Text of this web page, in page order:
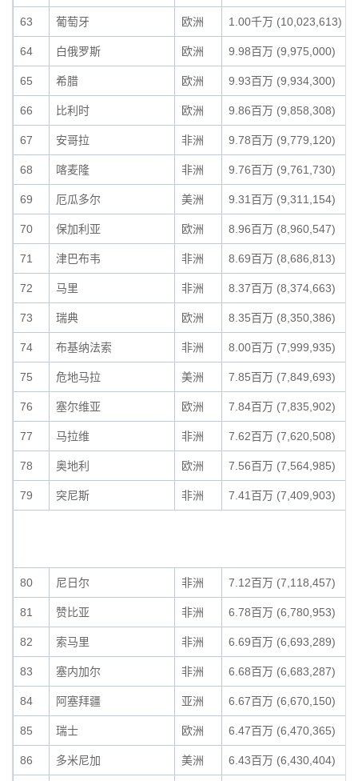
63 葡萄牙 欧洲 1.00千万 (10,023,613)
64 白俄罗斯 欧洲 9.98百万 (9,975,000)
65 希腊 欧洲 9.93百万 (9,934,300)
66 比利时 欧洲 9.86百万 (9,858,308)
67 安哥拉 非洲 9.78百万 (9,779,120)
68 喀麦隆 非洲 9.76百万 (9,761,730)
69 厄瓜多尔 美洲 9.31百万 (9,311,154)
70 保加利亚 欧洲 8.96百万 (8,960,547)
71 津巴布韦 非洲 8.69百万 (8,686,813)
72 马里 非洲 8.37百万 (8,374,663)
73 瑞典 欧洲 8.35百万 (8,350,386)
74 布基纳法索 非洲 8.00百万 (7,999,935)
75 危地马拉 美洲 7.85百万 (7,849,693)
76 塞尔维亚 欧洲 7.84百万 (7,835,902)
77 马拉维 非洲 7.62百万 (7,620,508)
78 奥地利 欧洲 7.56百万 (7,564,985)
79 突尼斯 非洲 7.41百万 (7,409,903)
80 尼日尔 非洲 7.12百万 (7,118,457)
81 赞比亚 非洲 6.78百万 (6,780,953)
82 索马里 非洲 6.69百万 (6,693,289)
83 塞内加尔 非洲 6.68百万 (6,683,287)
84 阿塞拜疆 亚洲 6.67百万 (6,670,150)
85 瑞士 欧洲 6.47百万 (6,470,365)
86 多米尼加 美洲 6.43百万 (6,430,404)